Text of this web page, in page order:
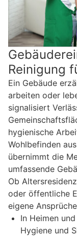
Reinigung
Ein Gebäude
arbeiten oder
signalisiert
hygienische
Wohlbefinden
übernimmt die
umfassende
Ob
oder öffentliche
eigene
In Heimen
Hygiene und